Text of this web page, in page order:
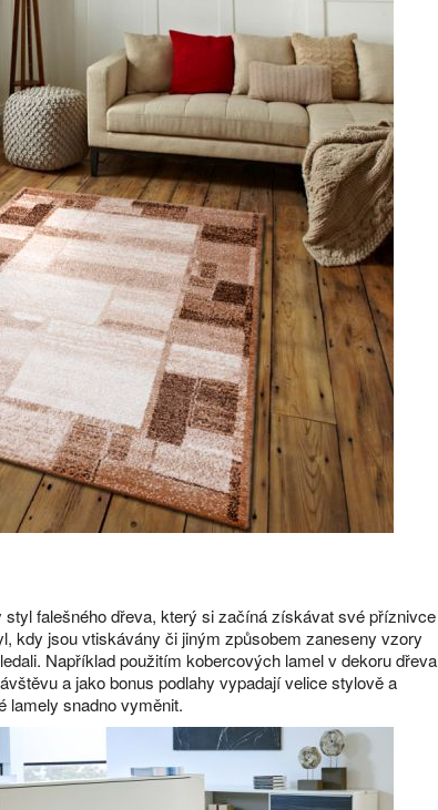
falešného dřeva, který si začíná získávat své příznivce
kdy jsou vtiskávány či jiným způsobem zaneseny vzory
Například použitím kobercových lamel v dekoru dřeva
a jako bonus podlahy vypadají velice stylově a
lamely snadno vyměnit.